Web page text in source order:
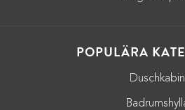
POPULÄRA
Duschkabin